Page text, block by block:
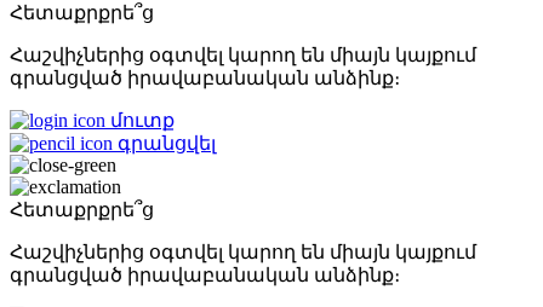
Հետաքրքրե՞ց
Հաշվիչներից օգտվել կարող են միայն կայքում
գրանցված իրավաբանական անձինք։
մուտք
գրանցվել
Հետաքրքրե՞ց
Հաշվիչներից օգտվել կարող են միայն կայքում
գրանցված իրավաբանական անձինք։